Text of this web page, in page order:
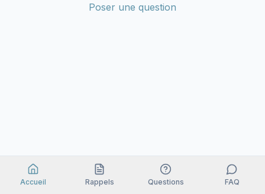
Poser une question
Accueil Rappels Questions FAQ